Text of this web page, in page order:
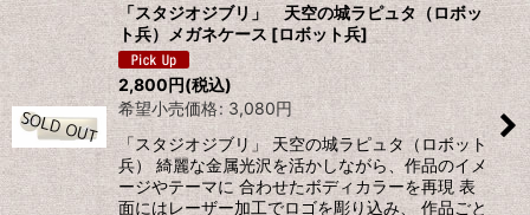
「スタジオジブリ」 天空の城ラピュタ（ロボッ
ト兵）メガネケース [ロボット兵]
2,800円(税込)
希望小売価格: 3,080円
「スタジオジブリ」 天空の城ラピュタ（ロボット
兵） 綺麗な金属光沢を活かしながら、作品のイメ
ージやテーマに 合わせたボディカラーを再現 表
面にはレーザー加工でロゴを彫り込み、 作品ごと